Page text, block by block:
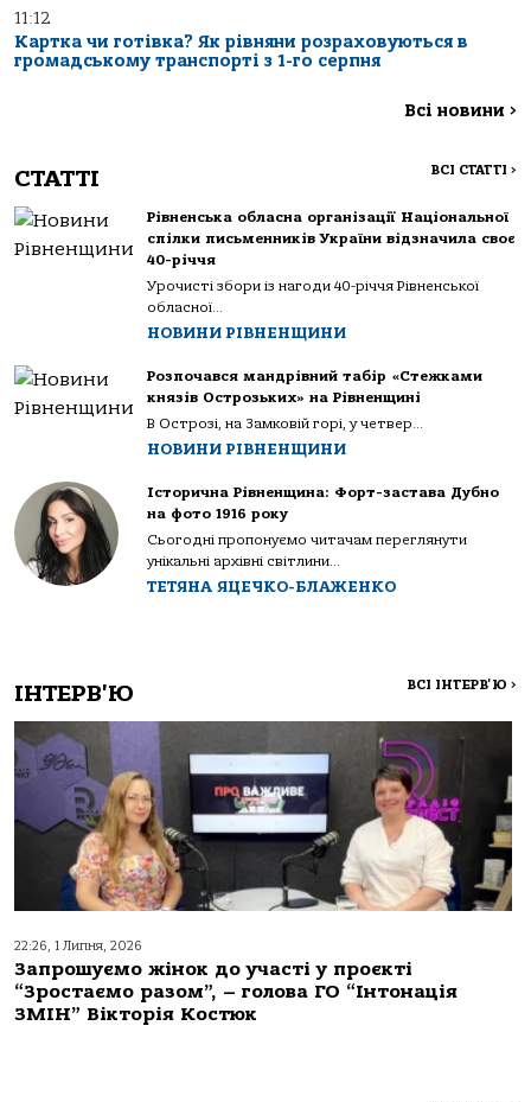
11:12
Картка чи готівка? Як рівняни розраховуються в
громадському транспорті з 1-го серпня
Всі новини >
СТАТТІ ВСІ СТАТТІ >
Рівненська обласна організації Національної
спілки письменників України відзначила своє
40-річчя
Урочисті збори із нагоди 40-річчя Рівненської
обласної...
НОВИНИ РІВНЕНЩИНИ
Розпочався мандрівний табір «Стежками
князів Острозьких» на Рівненщині
В Острозі, на Замковій горі, у четвер...
НОВИНИ РІВНЕНЩИНИ
Історична Рівненщина: Форт-застава Дубно
на фото 1916 року
Сьогодні пропонуємо читачам переглянути
унікальні архівні світлини...
ТЕТЯНА ЯЦЕЧКО-БЛАЖЕНКО
ІНТЕРВ'Ю ВСІ ІНТЕРВ'Ю >
22:26, 1 Липня, 2026
Запрошуємо жінок до участі у проєкті
“Зростаємо разом”, – голова ГО “Інтонація
ЗМІН” Вікторія Костюк